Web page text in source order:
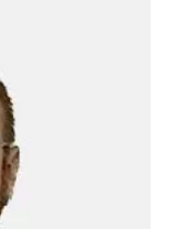
Ausstattung